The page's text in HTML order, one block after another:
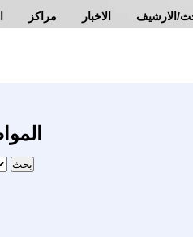
مراكز الاخبار الارشيف